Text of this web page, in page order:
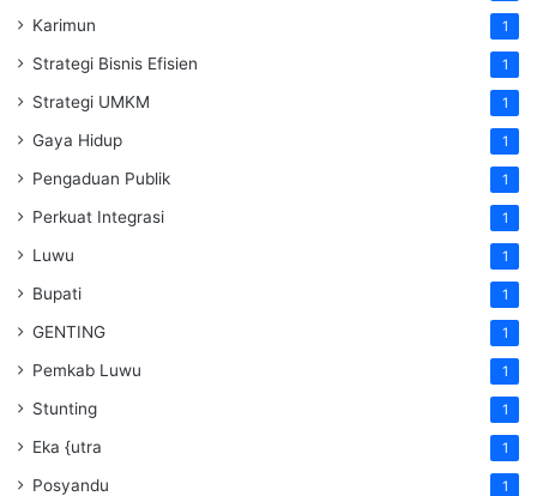
Karimun 1
Strategi Bisnis Efisien 1
Strategi UMKM 1
Gaya Hidup 1
Pengaduan Publik 1
Perkuat Integrasi 1
Luwu 1
Bupati 1
GENTING 1
Pemkab Luwu 1
Stunting 1
Eka {utra 1
Posyandu 1